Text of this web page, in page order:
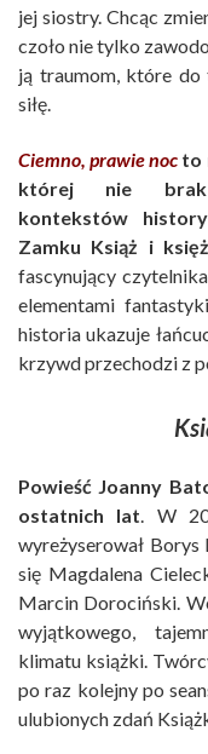
jej siostry. Chcąc
czoło nie tylko
ją traumom, które
siłę.
Ciemno, prawie noc to
której nie brak
kontekstów
Zamku Książ i
fascynujący
elementami
historia ukazuje
krzywd przechodzi z
Powieść Joanny
ostatnich lat. W
wyreżyserował
się Magdalena
Marcin Dorociński.
wyjątkowego,
klimatu książki.
po raz kolejny po
ulubionych zdań